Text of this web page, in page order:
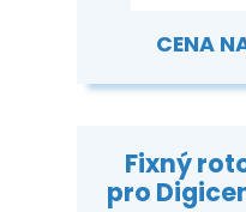
CENA
Fixný
pro